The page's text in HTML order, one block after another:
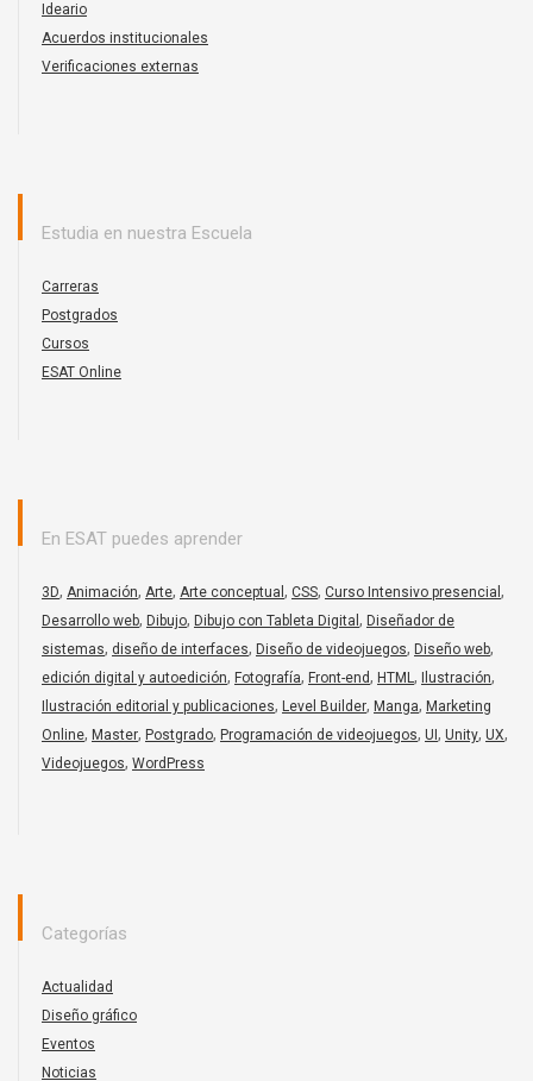
Ideario
Acuerdos institucionales
Verificaciones externas
Estudia en nuestra Escuela
Carreras
Postgrados
Cursos
ESAT Online
En ESAT puedes aprender
3D, Animación, Arte, Arte conceptual , CSS, Curso Intensivo presencial ,
Desarrollo web, Dibujo, Dibujo con Tableta Digital , Diseñador de
sistemas, diseño de interfaces, Diseño de videojuegos, Diseño web,
edición digital y autoedición, Fotografía, Front-end, HTML, Ilustración,
Ilustración editorial y publicaciones, Level Builder, Manga, Marketing
Online, Master, Postgrado, Programación de videojuegos, UI , Unity, UX,
Videojuegos, WordPress
Categorías
Actualidad
Diseño gráfico
Eventos
Noticias